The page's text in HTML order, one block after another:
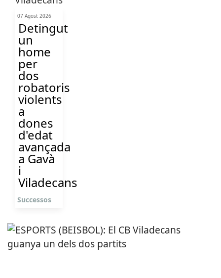
07 Agost 2026
Detingut
un
home
per
dos
robatoris
violents
a
dones
d'edat
avançada
a Gavà
i
Viladecans
Successos